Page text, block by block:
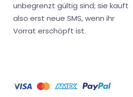
unbegrenzt gültig sind; sie kauft
also erst neue SMS, wenn ihr
Vorrat erschöpft ist.